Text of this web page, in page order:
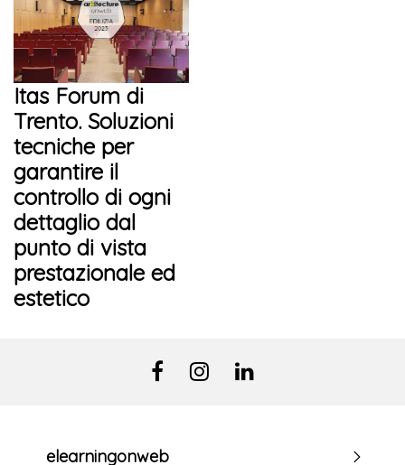
Itas Forum di
Trento. Soluzioni
tecniche per
garantire il
controllo di ogni
dettaglio dal
punto di vista
prestazionale ed
estetico
elearningonweb